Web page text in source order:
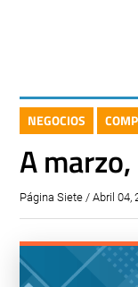
NEGOCIOS
A
Página Siete / Abril 04,